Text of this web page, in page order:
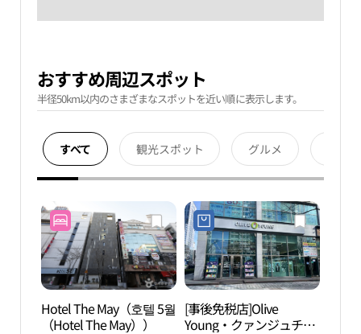
おすすめ周辺スポット
半径50km以内のさまざまなスポットを近い順に表示します。
すべて 観光スポット グルメ
Hotel The May（호텔 5월
（Hotel The May））
[事後免税店]Olive
Young・クァンジュチピ